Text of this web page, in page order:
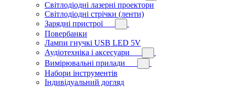
Світлодіодні лазерні проектори
Світлодіодні стрічки (ленти)
Зарядні пристрої
Повербанки
Лампи гнучкі USB LED 5V
Аудіотехніка і аксесуари
Вимірювальні прилади
Набори інструментів
Індивідуальний догляд